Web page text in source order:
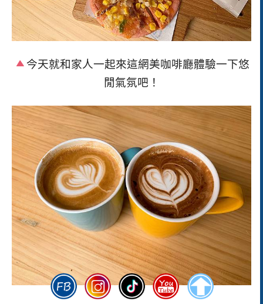
今天就和家人一起來這網美咖啡廳體驗一下悠
閒氣氛吧！